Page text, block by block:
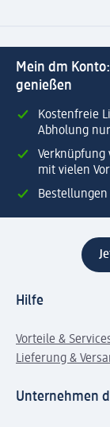
Mein dm
genießen
Kostenfreie
Abholung
Verknüpfung
mit vielen
Hilfe
Vorteile &
Lieferung &
Unternehmen